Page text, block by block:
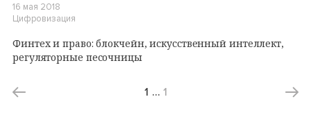
16 мая 2018
Цифровизация
Финтех и право: блокчейн, искусственный интеллект,
регуляторные песочницы
1 … 1